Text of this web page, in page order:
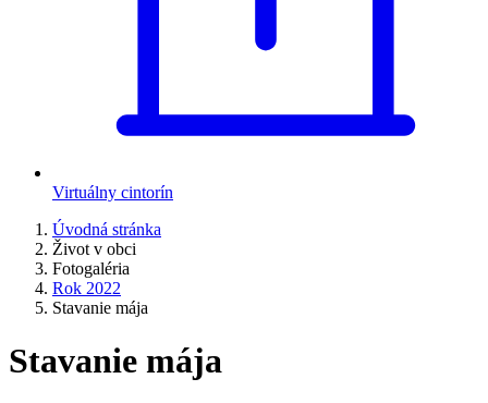
Virtuálny cintorín
Úvodná stránka
Život v obci
Fotogaléria
Rok 2022
Stavanie mája
Stavanie mája